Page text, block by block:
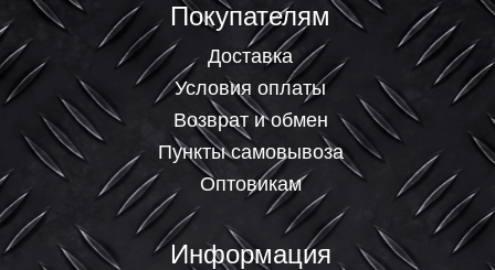
Покупателям
Доставка
Условия оплаты
Возврат и обмен
Пункты самовывоза
Оптовикам
Информация